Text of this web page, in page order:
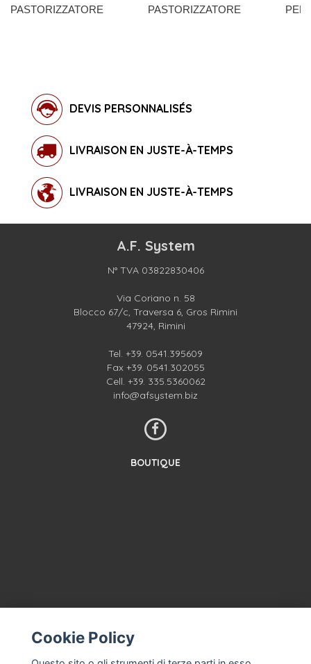
PASTORIZZATORE
PASTORIZZATORE
DEVIS PERSONNALISÉS
LIVRAISON EN JUSTE-À-TEMPS
LIVRAISON EN JUSTE-À-TEMPS
A.F. System
N° TVA 03822830406
Via Coriano n. 58
Blocco 67/c, Traversa 6, Gros Rimini
47924, Rimini
Tel. +39. 0541.395609
Fax +39. 0541.302055
Cell. +39. 335.5360062
info@afsystem.biz
BOUTIQUE
CONTACTEZ-NOUS
CONDITIONS GÉNÉRALES DE VENTE
Cookie Policy